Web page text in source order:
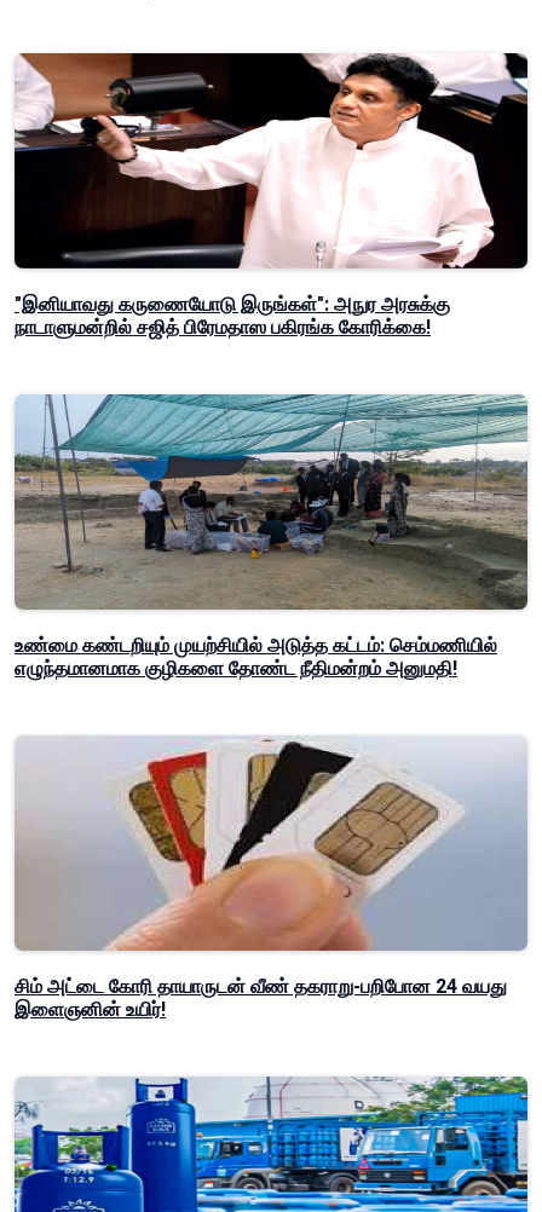
"இனியாவது கருணையோடு இருங்கள்": அநுர அரசுக்கு
நாடாளுமன்றில் சஜித் பிரேமதாஸ பகிரங்க கோரிக்கை!
உண்மை கண்டறியும் முயற்சியில் அடுத்த கட்டம்: செம்மணியில்
எழுந்தமானமாக குழிகளை தோண்ட நீதிமன்றம் அனுமதி!
சிம் அட்டை கோரி தாயாருடன் வீண் தகராறு-பறிபோன 24 வயது
இளைஞனின் உயிர்!